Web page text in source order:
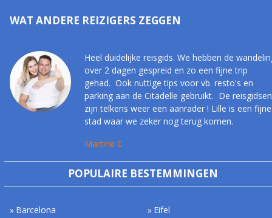
WAT ANDERE REIZIGERS ZEGGEN
Heel duidelijke reisgids. We hebben de
over 2 dagen gespreid en zo een fijne trip
gehad. Ook nuttige tips voor vb. resto's en
parking aan de Citadelle gebruikt. De reisgidsen
zijn telkens weer een aanrader ! Lille is een fijne
stad waar we zeker nog terug komen.
Martine C
POPULAIRE BESTEMMINGEN
Barcelona
Eifel